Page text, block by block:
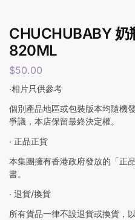
CHUCHUBABY 奶
820ML
$50.00
‧相片只供參考
個別產品地區或包裝版本均隨機
爭議，本店保留最終決定權。
‧ 正品正貨
本集團擁有香港政府發放的「正
書。
‧ 退貨/換貨
所有貨品一律不設退貨或換貨，